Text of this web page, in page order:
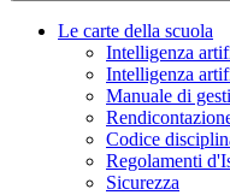
Le carte della scuola
Intelligenza
Intelligenza
Manuale di
Codice
Regolamenti
Sicurezza